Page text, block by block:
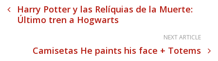
Harry Potter y las Relíquias de la Muerte:
Último tren a Hogwarts
NEXT ARTICLE
Camisetas He paints his face + Totems